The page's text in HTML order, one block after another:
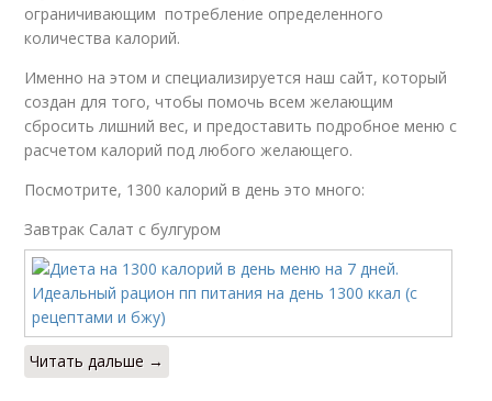
ограничивающим потребление определенного
количества калорий.
Именно на этом и специализируется наш сайт, который
создан для того, чтобы помочь всем желающим
сбросить лишний вес, и предоставить подробное меню с
расчетом калорий под любого желающего.
Посмотрите, 1300 калорий в день это много:
Завтрак Салат с булгуром
Читать дальше →